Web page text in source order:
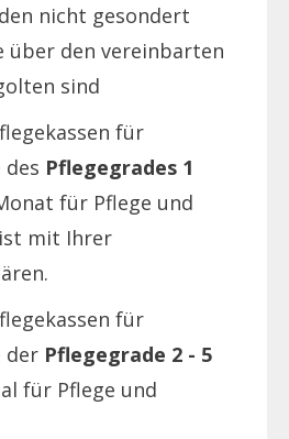
nicht gesondert
über den vereinbarten
sind
für
Pflegegrades 1
für Pflege und
mit Ihrer
für
der Pflegegrade 2 - 5
für Pflege und